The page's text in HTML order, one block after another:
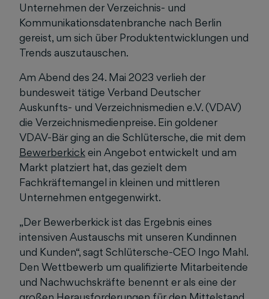
Unternehmen der Verzeichnis- und
Kommunikationsdatenbranche nach Berlin
gereist, um sich über Produktentwicklungen und
Trends auszutauschen.
Am Abend des 24. Mai 2023 verlieh der
bundesweit tätige Verband Deutscher
Auskunfts- und Verzeichnismedien e.V. (VDAV)
die Verzeichnismedienpreise. Ein goldener
VDAV-Bär ging an die Schlütersche, die mit dem
Bewerberkickein Angebot entwickelt und am
Markt platziert hat, das gezielt dem
Fachkräftemangel in kleinen und mittleren
Unternehmen entgegenwirkt.
„Der Bewerberkick ist das Ergebnis eines
intensiven Austauschs mit unseren Kundinnen
und Kunden“, sagt Schlütersche-CEO Ingo Mahl.
Den Wettbewerb um qualifizierte Mitarbeitende
und Nachwuchskräfte benennt er als eine der